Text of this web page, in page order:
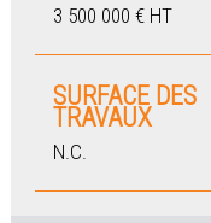
3 500 000 € HT
SURFACE DES
TRAVAUX
N.C.